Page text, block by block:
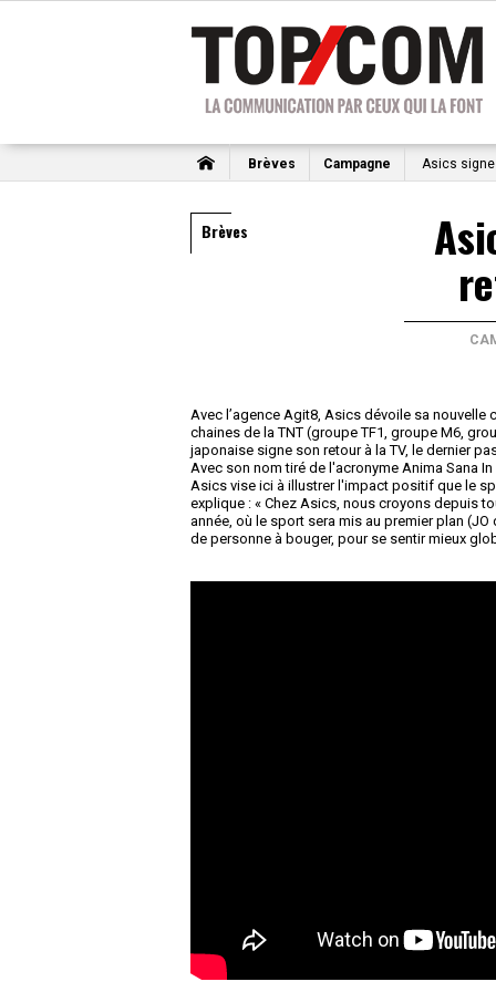
Brèves Campagne Asics
Brèves
Avec l’agence Agit8, Asics dévoile sa nouvelle
chaines de la TNT (groupe TF1, groupe M6,
japonaise signe son retour à la TV, le dernier
Avec son nom tiré de l'acronyme Anima Sana
Asics vise ici à illustrer l'impact positif que le
explique : « Chez Asics, nous croyons depuis
année, où le sport sera mis au premier plan
de personne à bouger, pour se sentir mieux